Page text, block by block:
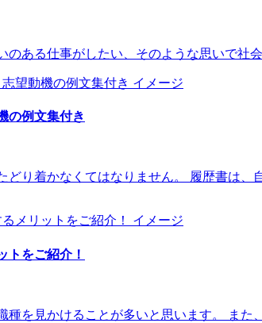
ある仕事がしたい、そのような思いで社
の例文集付き
り着かなくてはなりません。 履歴書は
トをご紹介！
を見かけることが多いと思います。 ま